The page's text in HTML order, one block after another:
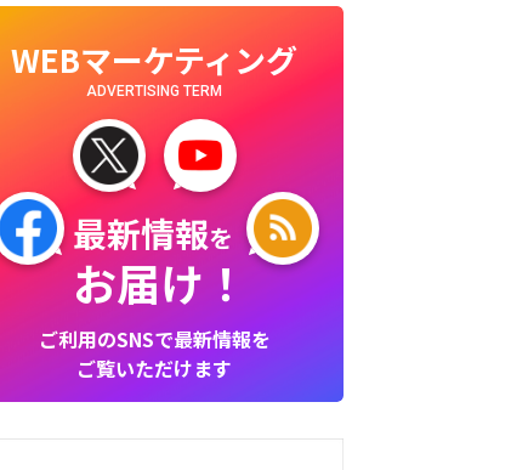
WEBマーケティング
ADVERTISING TERM
最新情報を
お届け！
ご利用のSNSで最新情報を
ご覧いただけます